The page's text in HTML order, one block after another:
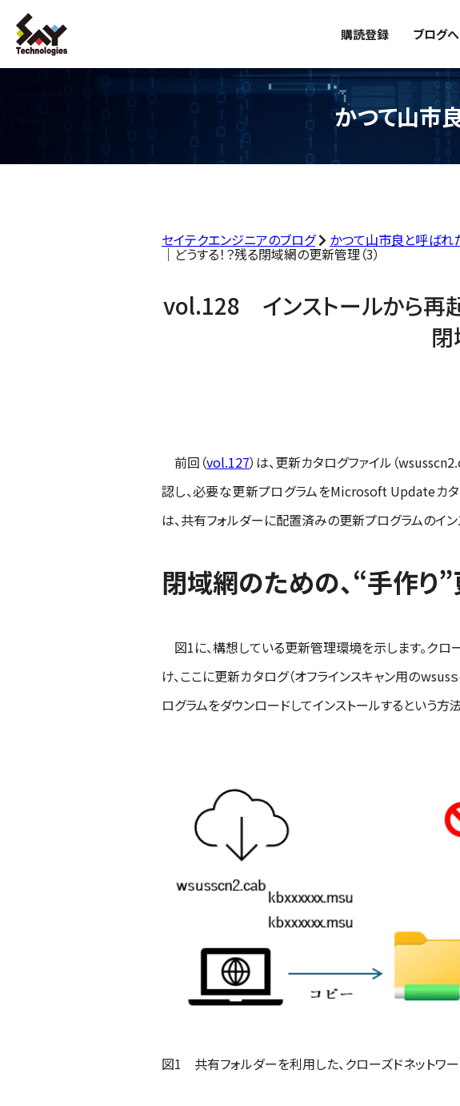
購読登録 ブログ
かつて山市
セイテクエンジニアのブログ かつて山市良と呼ばれ
｜どうする！？残る閉域網の更新管理（3）
vol.128 インストールから再
閉
前回（vol.127）は、更新カタログファイル（
認し、必要な更新プログラムをMicrosoft Updateカタ
は、共有フォルダーに配置済みの更新プログラムのイ
閉域網のための、“手作り
図1に、構想している更新管理環境を示します。ク
け、ここに更新カタログ（オフラインスキャン用の
ログラムをダウンロードしてインストールするという方法
図1 共有フォルダーを利用した、クローズドネットワ